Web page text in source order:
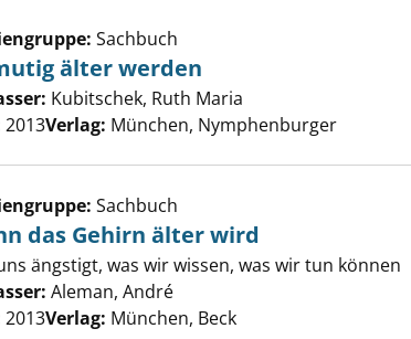
Details von Anmutig älter werden anzeigen
Sachbuch
älter werden
Kubitschek, Ruth Maria
2013Verlag: München, Nymphenburger
Details von Wenn das Gehirn älter wird anzeigen
Sachbuch
das Gehirn älter wird
ängstigt, was wir wissen, was wir tun können
Aleman, André
2013Verlag: München, Beck